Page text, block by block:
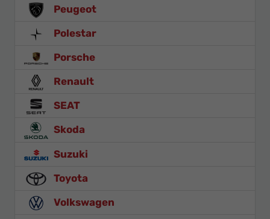
Peugeot
Polestar
Porsche
Renault
SEAT
Skoda
Suzuki
Toyota
Volkswagen